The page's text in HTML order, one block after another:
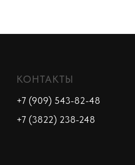
КОНТАКТЫ
+7 (909) 543-82-48
+7 (3822) 238-248